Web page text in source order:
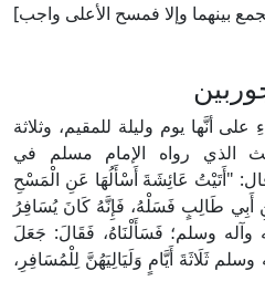
بينهما وإلا فمسح الأعلى واجب]
أنَّها يوم وليلة للمقيم، وثلاثة
الذي رواه الإمام مسلم في
"أَتَيْتُ عَائِشَةَ أَسْأَلُهَا عَنِ الْمَسْحِ
أَبِي طَالِبٍ فَسَلْهُ، فَإِنَّهُ كَانَ يُسَافِرُ
وسلم؛ فَسَأَلْنَاهُ، فَقَالَ: جَعَلَ
ثَلَاثَةَ أَيَّامٍ وَلَيَالِيَهُنَّ لِلْمُسَافِرِ،